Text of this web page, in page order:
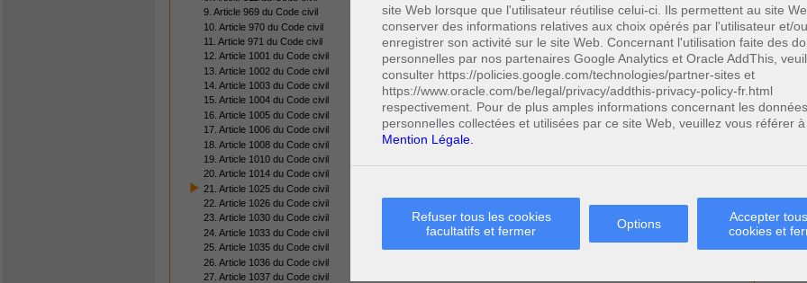
site Web lorsque que l'utilisateur réutilise celui-ci. Ils permettent au site
conserver des informations relatives aux choix opérés par l'utilisateur et/
enregistrer son activité sur le site Web. Concernant l'utilisation faite des
personnelles par nos partenaires Google Analytics et Oracle AddThis,
consulter https://policies.google.com/technologies/partner-sites et
https://www.oracle.com/be/legal/privacy/addthis-privacy-policy-fr.html
respectivement. Pour de plus amples informations concernant les données
personnelles collectées et utilisées par ce site Web, veuillez vous référer
Mention Légale.
Refuser tous les cookies
facultatifs et fermer
Options
Accepter
cookies et
9. Article 969 du Code civil
10. Article 970 du Code civil
11. Article 971 du Code civil
12. Article 1001 du Code civil
13. Article 1002 du Code civil
14. Article 1003 du Code civil
15. Article 1004 du Code civil
16. Article 1005 du Code civil
17. Article 1006 du Code civil
18. Article 1008 du Code civil
19. Article 1010 du Code civil
20. Article 1014 du Code civil
21. Article 1025 du Code civil
22. Article 1026 du Code civil
23. Article 1030 du Code civil
24. Article 1033 du Code civil
25. Article 1035 du Code civil
26. Article 1036 du Code civil
27. Article 1037 du Code civil